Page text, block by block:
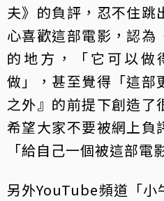
夫》的負評，忍不住跳
心喜歡這部電影，認為
的地方，「它可以做
做」，甚至覺得「這部
之外』的前提下創造了
希望大家不要被網上負
「給自己一個被這部電
另外YouTube頻道「小